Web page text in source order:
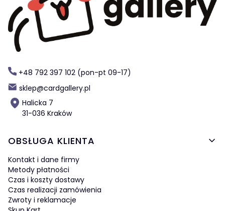
+48 792 397 102 (pon-pt 09-17)
sklep@cardgallery.pl
Halicka 7
31-036 Kraków
Linki w stopce
OBSŁUGA KLIENTA
Kontakt i dane firmy
Metody płatności
Czas i koszty dostawy
Czas realizacji zamówienia
Zwroty i reklamacje